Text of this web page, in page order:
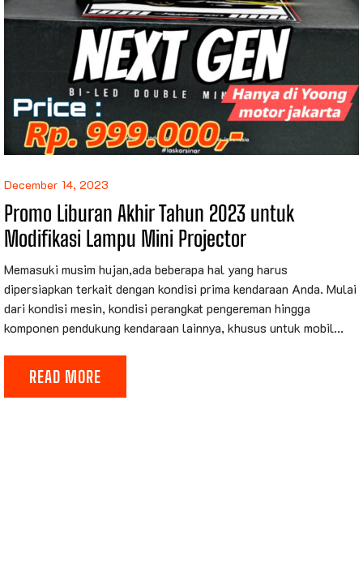
December 14, 2023
Promo Liburan Akhir Tahun 2023 untuk
Modifikasi Lampu Mini Projector
Memasuki musim hujan,ada beberapa hal yang harus
dipersiapkan terkait dengan kondisi prima kendaraan Anda. Mulai
dari kondisi mesin, kondisi perangkat pengereman hingga
komponen pendukung kendaraan lainnya, khusus untuk mobil...
READ MORE